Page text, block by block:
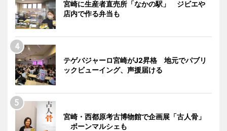
宮崎に生産者直売所「なかの駅」 ジビエや
店内で作る弁当も
テゲバジャーロ宮崎がJ2昇格 地元でパブリ
ックビューイング、声援届ける
宮崎・西都原考古博物館で企画展「古人骨」
ボーンマルシェも